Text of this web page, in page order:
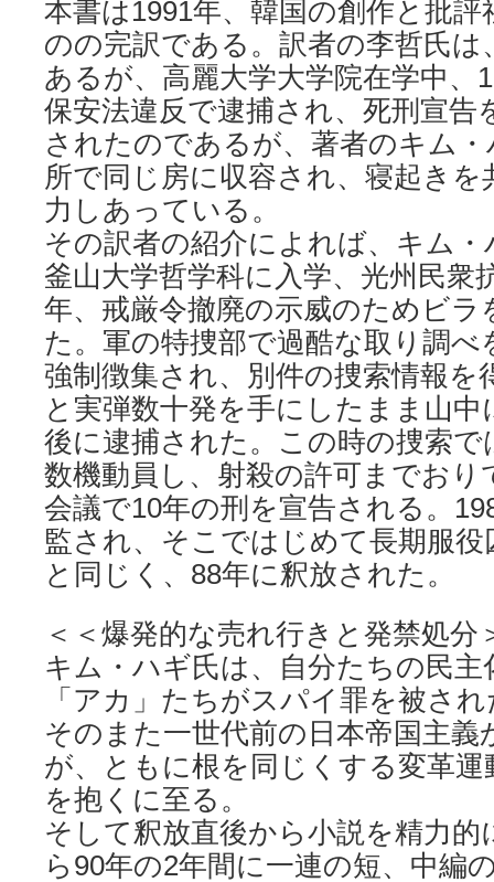
本書は1991年、韓国の創作と批
のの完訳である。訳者の李哲氏は
あるが、高麗大学大学院在学中、
保安法違反で逮捕され、死刑宣告
されたのであるが、著者のキム
所で同じ房に収容され、寝起きを
力しあっている。
その訳者の紹介によれば、キム・
釜山大学哲学科に入学、光州民衆
年、戒厳令撤廃の示威のためビラ
た。軍の特捜部で過酷な取り調べ
強制徴集され、別件の捜索情報を
と実弾数十発を手にしたまま山中
後に逮捕された。この時の捜索
数機動員し、射殺の許可までお
会議で10年の刑を宣告される。
監され、そこではじめて長期服
と同じく、88年に釈放された。
＜＜爆発的な売れ行きと発禁処分
キム・ハギ氏は、自分たちの民主
「アカ」たちがスパイ罪を被さ
そのまた一世代前の日本帝国主義
が、ともに根を同じくする変革
を抱くに至る。
そして釈放直後から小説を精力的
ら90年の2年間に一連の短、中編